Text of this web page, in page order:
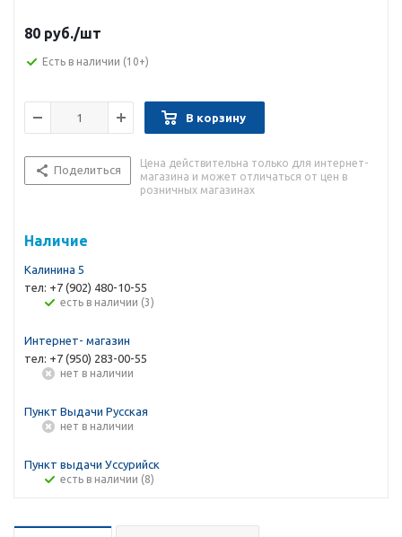
80 руб./шт
Есть в наличии (10+)
В корзину
Поделиться
Цена действительна только для интернет-
магазина и может отличаться от цен в
розничных магазинах
Наличие
Калинина 5
тел: +7 (902) 480-10-55
Есть в наличии (3)
Интернет- магазин
тел: +7 (950) 283-00-55
Нет в наличии
Пункт Выдачи Русская
Нет в наличии
Пункт выдачи Уссурийск
Есть в наличии (8)